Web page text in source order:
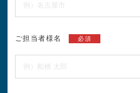
ご担当者様名 必須